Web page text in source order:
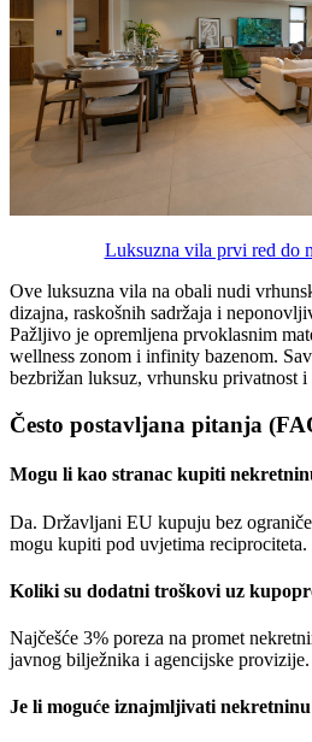
Luksuzna vila prvi red do
Ove luksuzna vila na obali nudi
dizajna, raskošnih sadržaja i
Pažljivo je opremljena prvoklasnim
wellness zonom i infinity bazenom.
bezbrižan luksuz, vrhunsku privatnost
Često postavljana pitanja
Mogu li kao stranac kupiti
Da. Državljani EU kupuju bez
mogu kupiti pod uvjetima reciprociteta.
Koliki su dodatni troškovi uz
Najčešće 3% poreza na promet
javnog bilježnika i agencijske provizije.
Je li moguće iznajmljivati